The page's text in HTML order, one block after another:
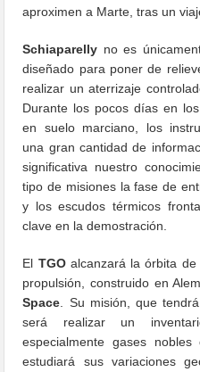
aproximen a Marte, tras un
Schiaparelly no es
diseñado para poner de
realizar un aterrizaje
Durante los pocos días en
en suelo marciano, los
una gran cantidad de
significativa nuestro
tipo de misiones la fase de
y los escudos térmicos
clave en la demostración.
El TGOalcanzará la órbita de
propulsión, construido en
Space . Su misión, que
será realizar un
especialmente gases
estudiará sus variaciones